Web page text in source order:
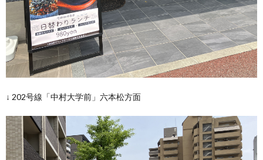
↓ 202号線「中村大学前」六本松方面